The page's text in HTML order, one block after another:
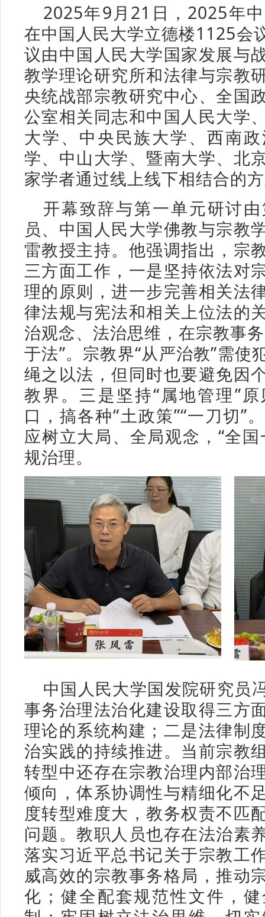
2025年9月21日，2025年
在中国人民大学立德楼1125会
议由中国人民大学国家发展与
教学理论研究所和法律与宗教
央统战部宗教研究中心、全国
公室相关同志和中国人民大学
大学、中央民族大学、西南
学、中山大学、暨南大学、北
家学者通过线上线下相结合的
开幕致辞与第一单元研讨
员、中国人民大学佛教与宗教
雷教授主持。他强调指出，宗
三方面工作，一是坚持依法对
理的原则，进一步完善相关法
律法规与宪法和相关上位法的
治观念、法治思维，在宗教事
于法”。宗教界“从严治教”需使
绳之以法，但同时也要避免因
教界。三是坚持“属地管理”
口，搞各种“土政策”“一刀切”
应树立大局、全局观念，“全
规治理。
中国人民大学国发院研究员
事务治理法治化建设取得三方
理论的系统构建；二是法律制
治实践的持续推进。当前宗教
转型中还存在宗教治理内部治
倾向，体系协调性与精细化不
度转型难度大，教务权责不匹
问题。教职人员也存在法治素
落实习近平总书记关于宗教工
威高效的宗教事务格局，推动
化；健全配套规范性文件，